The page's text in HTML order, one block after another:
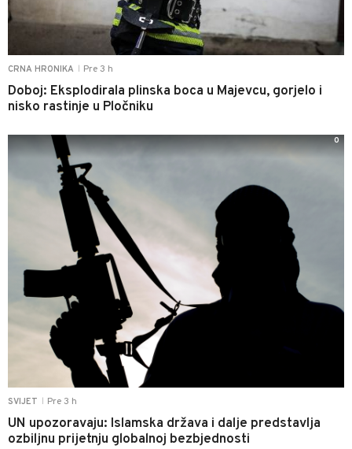
CRNA HRONIKA Pre 3 h
Doboj: Eksplodirala plinska boca u Majevcu, gorjelo i
nisko rastinje u Pločniku
SVIJET Pre 3 h
UN upozoravaju: Islamska država i dalje predstavlja
ozbiljnu prijetnju globalnoj bezbjednosti
0